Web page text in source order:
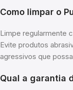
Como limpar o
Limpe regularmente
Evite produtos
agressivos que
Qual a garantia